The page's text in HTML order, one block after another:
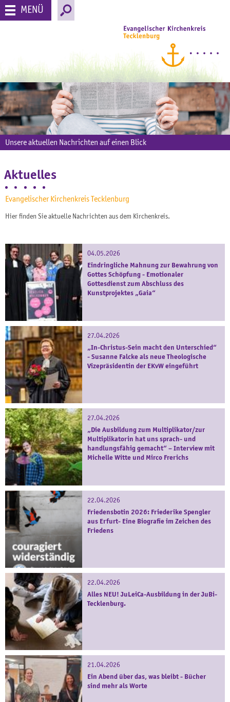
MENÜ
Unsere aktuellen Nachrichten auf einen Blick
Aktuelles
Evangelischer Kirchenkreis Tecklenburg
Hier finden Sie aktuelle Nachrichten aus dem Kirchenkreis.
04.05.2026
Eindringliche Mahnung zur Bewahrung von
Gottes Schöpfung - Emotionaler
Gottesdienst zum Abschluss des
Kunstprojektes „Gaia“
27.04.2026
„In-Christus-Sein macht den Unterschied“
- Susanne Falcke als neue Theologische
Vizepräsidentin der EKvW eingeführt
27.04.2026
„Die Ausbildung zum Multiplikator/zur
Multiplikatorin hat uns sprach- und
handlungsfähig gemacht“ – Interview mit
Michelle Witte und Mirco Frerichs
22.04.2026
Friedensbotin 2026: Friederike Spengler
aus Erfurt- Eine Biografie im Zeichen des
Friedens
22.04.2026
Alles NEU! JuLeiCa-Ausbildung in der JuBi-
Tecklenburg.
21.04.2026
Ein Abend über das, was bleibt - Bücher
sind mehr als Worte